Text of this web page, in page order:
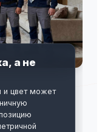
а не
и цвет может